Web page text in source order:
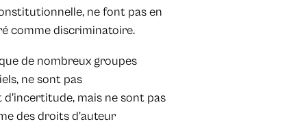
ne font pas en
comme discriminatoire.
de nombreux groupes
ne sont pas
d'incertitude, mais ne sont pas
des droits d'auteur